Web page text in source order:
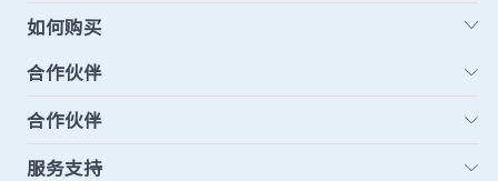
如何购买
合作伙伴
合作伙伴
服务支持